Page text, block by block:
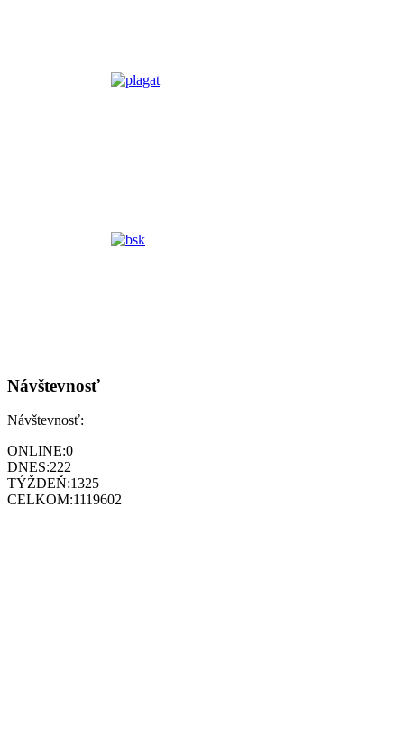
Návštevnosť
Návštevnosť:
ONLINE:0
DNES:222
TÝŽDEŇ:1325
CELKOM:1119602